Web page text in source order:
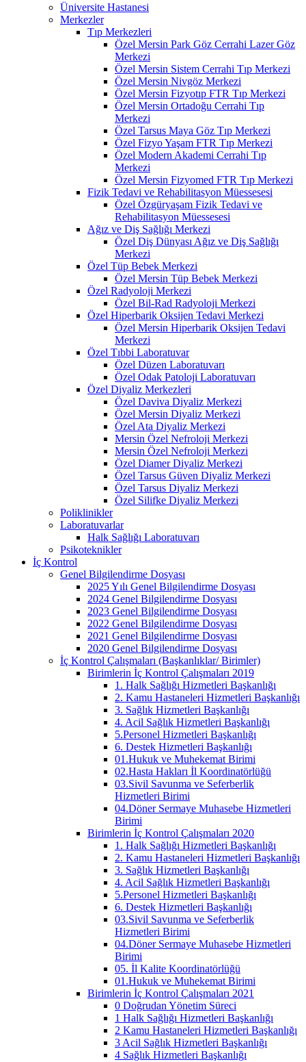
Üniversite Hastanesi
Merkezler
Tıp Merkezleri
Özel Mersin Park Göz Cerrahi Lazer Göz
Merkezi
Özel Mersin Sistem Cerrahi Tıp Merkezi
Özel Mersin Nivgöz Merkezi
Özel Mersin Fizyotıp FTR Tıp Merkezi
Özel Mersin Ortadoğu Cerrahi Tıp
Merkezi
Özel Tarsus Maya Göz Tıp Merkezi
Özel Fizyo Yaşam FTR Tıp Merkezi
Özel Modern Akademi Cerrahi Tıp
Merkezi
Özel Mersin Fizyomed FTR Tıp Merkezi
Fizik Tedavi ve Rehabilitasyon Müessesesi
Özel Özgüryaşam Fizik Tedavi ve
Rehabilitasyon Müessesesi
Ağız ve Diş Sağlığı Merkezi
Özel Diş Dünyası Ağız ve Diş Sağlığı
Merkezi
Özel Tüp Bebek Merkezi
Özel Mersin Tüp Bebek Merkezi
Özel Radyoloji Merkezi
Özel Bil-Rad Radyoloji Merkezi
Özel Hiperbarik Oksijen Tedavi Merkezi
Özel Mersin Hiperbarik Oksijen Tedavi
Merkezi
Özel Tıbbi Laboratuvar
Özel Düzen Laboratuvarı
Özel Odak Patoloji Laboratuvarı
Özel Diyaliz Merkezleri
Özel Daviva Diyaliz Merkezi
Özel Mersin Diyaliz Merkezi
Özel Ata Diyaliz Merkezi
Mersin Özel Nefroloji Merkezi
Mersin Özel Nefroloji Merkezi
Özel Diamer Diyaliz Merkezi
Özel Tarsus Güven Diyaliz Merkezi
Özel Tarsus Diyaliz Merkezi
Özel Silifke Diyaliz Merkezi
Poliklinikler
Laboratuvarlar
Halk Sağlığı Laboratuvarı
Psikoteknikler
İç Kontrol
Genel Bilgilendirme Dosyası
2025 Yılı Genel Bilgilendirme Dosyası
2024 Genel Bilgilendirme Dosyası
2023 Genel Bilgilendirme Dosyası
2022 Genel Bilgilendirme Dosyası
2021 Genel Bilgilendirme Dosyası
2020 Genel Bilgilendirme Dosyası
İç Kontrol Çalışmaları (Başkanlıklar/ Birimler)
Birimlerin İç Kontrol Çalışmaları 2019
1. Halk Sağlığı Hizmetleri Başkanlığı
2. Kamu Hastaneleri Hizmetleri Başkanlığı
3. Sağlık Hizmetleri Başkanlığı
4. Acil Sağlık Hizmetleri Başkanlığı
5.Personel Hizmetleri Başkanlığı
6. Destek Hizmetleri Başkanlığı
01.Hukuk ve Muhekemat Birimi
02.Hasta Hakları İl Koordinatörlüğü
03.Sivil Savunma ve Seferberlik
Hizmetleri Birimi
04.Döner Sermaye Muhasebe Hizmetleri
Birimi
Birimlerin İç Kontrol Çalışmaları 2020
1. Halk Sağlığı Hizmetleri Başkanlığı
2. Kamu Hastaneleri Hizmetleri Başkanlığı
3. Sağlık Hizmetleri Başkanlığı
4. Acil Sağlık Hizmetleri Başkanlığı
5.Personel Hizmetleri Başkanlığı
6. Destek Hizmetleri Başkanlığı
03.Sivil Savunma ve Seferberlik
Hizmetleri Birimi
04.Döner Sermaye Muhasebe Hizmetleri
Birimi
05. İl Kalite Koordinatörlüğü
01.Hukuk ve Muhekemat Birimi
Birimlerin İç Kontrol Çalışmaları 2021
0 Doğrudan Yönetim Süreci
1 Halk Sağlığı Hizmetleri Başkanlığı
2 Kamu Hastaneleri Hizmetleri Başkanlığı
3 Acil Sağlık Hizmetleri Başkanlığı
4 Sağlık Hizmetleri Başkanlığı